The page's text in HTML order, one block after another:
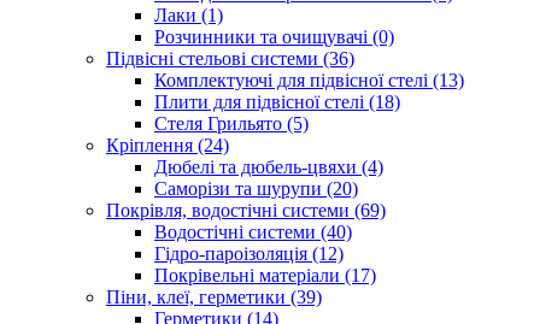
Лаки (1)
Розчинники та очищувачі (0)
Підвісні стельові системи (36)
Комплектуючі для підвісної стелі (13)
Плити для підвісної стелі (18)
Стеля Грильято (5)
Кріплення (24)
Дюбелі та дюбель-цвяхи (4)
Саморізи та шурупи (20)
Покрівля, водостічні системи (69)
Водостічні системи (40)
Гідро-пароізоляція (12)
Покрівельні матеріали (17)
Піни, клеї, герметики (39)
Герметики (14)